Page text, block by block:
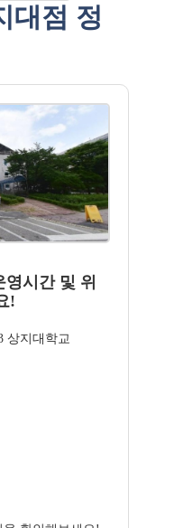
대점 정
시간 및 위
!
상지대학교